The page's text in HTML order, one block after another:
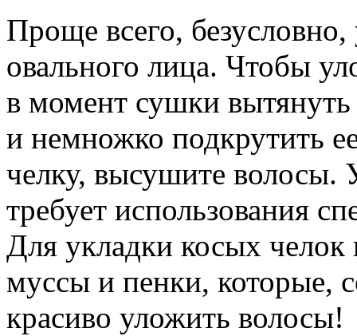
Проще всего,
овального лица. Чтобы
в момент сушки
и немножко подкрутить
челку, высушите волосы.
требует использования
Для укладки косых челок
муссы и пенки, которые,
красиво уложить волосы!